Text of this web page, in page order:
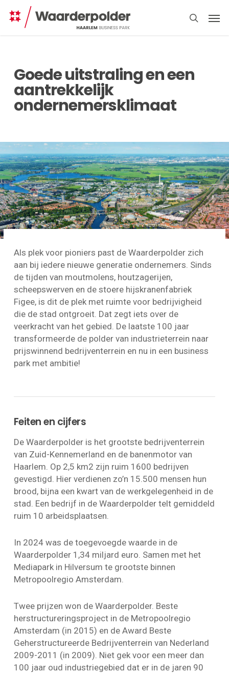
search
Goede uitstraling en een
aantrekkelijk
ondernemersklimaat
Als plek voor pioniers past de Waarderpolder zich
aan bij iedere nieuwe generatie ondernemers. Sinds
de tijden van moutmolens, houtzagerijen,
scheepswerven en de stoere hijskranenfabriek
Figee, is dit de plek met ruimte voor bedrijvigheid
die de stad ontgroeit. Dat zegt iets over de
veerkracht van het gebied. De laatste 100 jaar
transformeerde de polder van industrieterrein naar
prijswinnend bedrijventerrein en nu in een business
park met ambitie!
Feiten en cijfers
De Waarderpolder is het grootste bedrijventerrein
van Zuid-Kennemerland en de banenmotor van
Haarlem. Op 2,5 km2 zijn ruim 1600 bedrijven
gevestigd. Hier verdienen zo’n 15.500 mensen hun
brood, bijna een kwart van de werkgelegenheid in de
stad. Een bedrijf in de Waarderpolder telt gemiddeld
ruim 10 arbeidsplaatsen.
In 2024 was de toegevoegde waarde in de
Waarderpolder 1,34 miljard euro. Samen met het
Mediapark in Hilversum te grootste binnen
Metropoolregio Amsterdam.
Twee prijzen won de Waarderpolder. Beste
herstructureringsproject in de Metropoolregio
Amsterdam (in 2015) en de Award Beste
Geherstructureerde Bedrijventerrein van Nederland
2009-2011 (in 2009). Niet gek voor een meer dan
100 jaar oud industriegebied dat er in de jaren 90